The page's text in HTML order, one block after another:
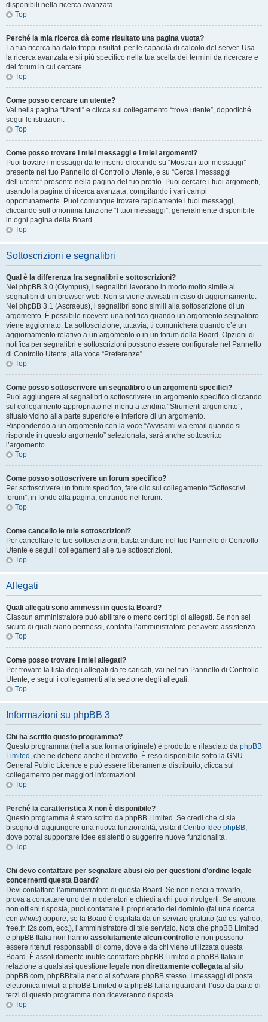
disponibili nella ricerca avanzata.
Top
Perché la mia ricerca dà come risultato una pagina vuota?
La tua ricerca ha dato troppi risultati per le capacità di calcolo del server. Usa
la ricerca avanzata e sii più specifico nella tua scelta dei termini da ricercare e
dei forum in cui cercare.
Top
Come posso cercare un utente?
Vai nella pagina “Utenti” e clicca sul collegamento “trova utente”, dopodiché
segui le istruzioni.
Top
Come posso trovare i miei messaggi e i miei argomenti?
Puoi trovare i messaggi da te inseriti cliccando su “Mostra i tuoi messaggi”
presente nel tuo Pannello di Controllo Utente, e su “Cerca i messaggi
dell’utente” presente nella pagina del tuo profilo. Puoi cercare i tuoi argomenti,
usando la pagina di ricerca avanzata, compilando i vari campi
opportunamente. Puoi comunque trovare rapidamente i tuoi messaggi,
cliccando sull’omonima funzione “I tuoi messaggi”, generalmente disponibile
in ogni pagina della Board.
Top
Sottoscrizioni e segnalibri
Qual è la differenza fra segnalibri e sottoscrizioni?
Nel phpBB 3.0 (Olympus), i segnalibri lavorano in modo molto simile ai
segnalibri di un browser web. Non si viene avvisati in caso di aggiornamento.
Nel phpBB 3.1 (Ascraeus), i segnalibri sono simili alla sottoscrizione di un
argomento. È possibile ricevere una notifica quando un argomento segnalibro
viene aggiornato. La sottoscrizione, tuttavia, ti comunicherà quando c’è un
aggiornamento relativo a un argomento o in un forum della Board. Opzioni di
notifica per segnalibri e sottoscrizioni possono essere configurate nel Pannello
di Controllo Utente, alla voce “Preferenze”.
Top
Come posso sottoscrivere un segnalibro o un argomenti specifici?
Puoi aggiungere ai segnalibri o sottoscrivere un argomento specifico cliccando
sul collegamento appropriato nel menu a tendina “Strumenti argomento”,
situato vicino alla parte superiore e inferiore di un argomento.
Rispondendo a un argomento con la voce “Avvisami via email quando si
risponde in questo argomento” selezionata, sarà anche sottoscritto
l’argomento.
Top
Come posso sottoscrivere un forum specifico?
Per sottoscrivere un forum specifico, fare clic sul collegamento “Sottoscrivi
forum”, in fondo alla pagina, entrando nel forum.
Top
Come cancello le mie sottoscrizioni?
Per cancellare le tue sottoscrizioni, basta andare nel tuo Pannello di Controllo
Utente e segui i collegamenti alle tue sottoscrizioni.
Top
Allegati
Quali allegati sono ammessi in questa Board?
Ciascun amministratore può abilitare o meno certi tipi di allegati. Se non sei
sicuro di quali siano permessi, contatta l’amministratore per avere assistenza.
Top
Come posso trovare i miei allegati?
Per trovare la lista degli allegati da te caricati, vai nel tuo Pannello di Controllo
Utente, e segui i collegamenti alla sezione degli allegati.
Top
Informazioni su phpBB 3
Chi ha scritto questo programma?
Questo programma (nella sua forma originale) è prodotto e rilasciato da phpBB
Limited , che ne detiene anche il brevetto. È reso disponibile sotto la GNU
General Public Licence e può essere liberamente distribuito; clicca sul
collegamento per maggiori informazioni.
Top
Perché la caratteristica X non è disponibile?
Questo programma è stato scritto da phpBB Limited. Se credi che ci sia
bisogno di aggiungere una nuova funzionalità, visita il Centro Idee phpBB,
dove potrai supportare idee esistenti o suggerire nuove funzionalità.
Top
Chi devo contattare per segnalare abusi e/o per questioni d’ordine legale
concernenti questa Board?
Devi contattare l’amministratore di questa Board. Se non riesci a trovarlo,
prova a contattare uno dei moderatori e chiedi a chi puoi rivolgerti. Se ancora
non ottieni risposta, puoi contattare il proprietario del dominio (fai una ricerca
con whois) oppure, se la Board è ospitata da un servizio gratuito (ad es. yahoo,
free.fr, f2s.com, ecc.), l’amministratore di tale servizio. Nota che phpBB Limited
e phpBB Italia non hanno assolutamente alcun controllo e non possono
essere ritenuti responsabili di come, dove e da chi viene utilizzata questa
Board. È assolutamente inutile contattare phpBB Limited o phpBB Italia in
relazione a qualsiasi questione legale non direttamente collegata al sito
phpBB.com, phpBBItalia.net o al software phpBB stesso. I messaggi di posta
elettronica inviati a phpBB Limited o a phpBB Italia riguardanti l’uso da parte di
terzi di questo programma non riceveranno risposta.
Top